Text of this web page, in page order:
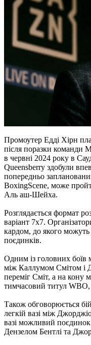
Промоутер Едді Хірн
після поразки команди
в червні 2024 року в
Queensberry здобули
попередньо
BoxingScene, може
Аль аш-Шейха.
Розглядається формат
варіант 7х7.
кардом, до якого можуть
поєдинків.
Одним із головних боїв
між Каллумом Смітом і
переміг Сміт, а на
тимчасовий титул
Також обговорюється
легкій вазі між
вазі можливий
Дензелом Бентлі та